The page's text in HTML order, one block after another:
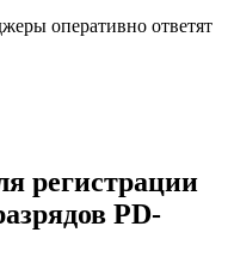
оперативно ответят
регистрации
PD-